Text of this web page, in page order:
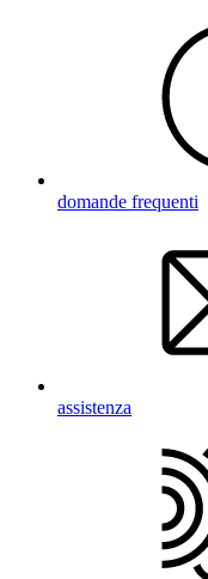
domande frequenti
assistenza